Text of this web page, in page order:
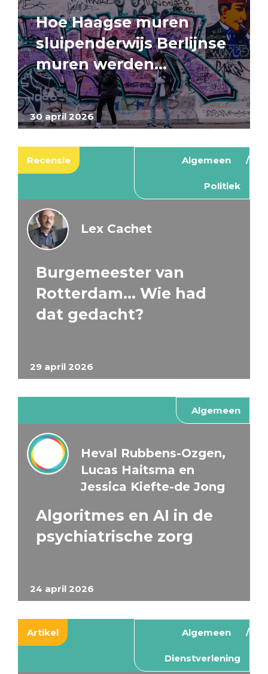
30 april 2026
Hoe Haagse muren
sluipenderwijs Berlijnse
muren werden…
Recensie Algemeen
Politiek
29 april 2026
Lex Cachet
Burgemeester van
Rotterdam… Wie had
dat gedacht?
Algemeen
24 april 2026
Heval Rubbens-Ozgen,
Lucas Haitsma en
Jessica Kiefte-de Jong
Algoritmes en AI in de
psychiatrische zorg
Artikel Algemeen
Dienstverlening